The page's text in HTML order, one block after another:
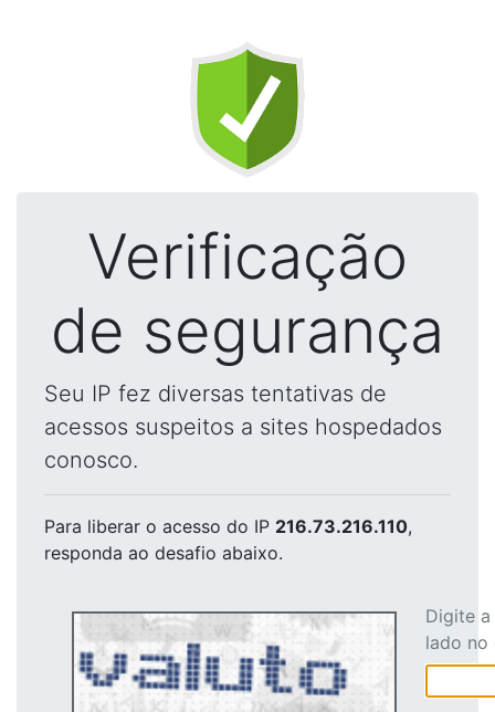
Verificação
de segurança
Seu IP fez diversas tentativas de
acessos suspeitos a sites hospedados
conosco.
Para liberar o acesso do IP 216.73.216.110,
responda ao desafio abaixo.
Digite
lado no